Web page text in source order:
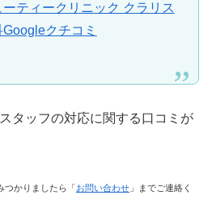
ティークリニック クラリス
クチコミ
タッフの対応に関する口コミが
つかりましたら「お問い合わせ 」までご連絡く